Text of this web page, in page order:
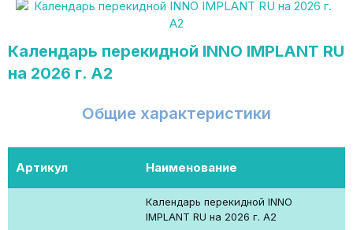
Календарь перекидной INNO IMPLANT RU
на 2026 г. А2
Общие характеристики
Артикул Наименование
Календарь перекидной INNO
IMPLANT RU на 2026 г. А2